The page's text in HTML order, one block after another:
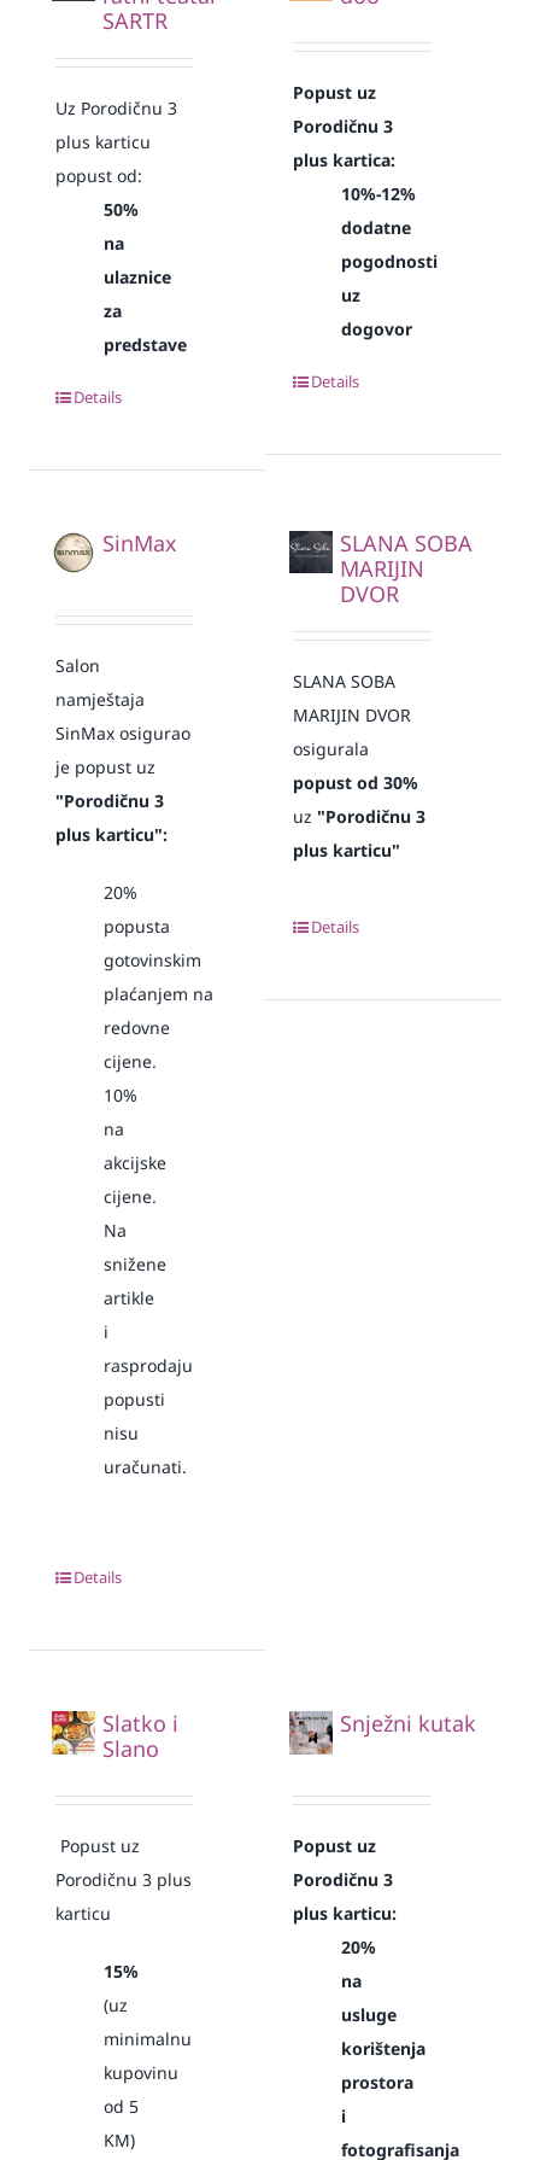
SARTR
Uz Porodičnu 3
plus karticu
popust od:
50%
na
ulaznice
za
predstave
Details
Popust uz
Porodičnu 3
plus kartica:
10%-12%
dodatne
pogodnosti
uz
dogovor
Details
SinMax
Salon
namještaja
SinMax osigurao
je popustuz
"Porodičnu 3
plus karticu":
20%
popusta
gotovinskim
plaćanjem na
redovne
cijene.
10%
na
akcijske
cijene.
Na
snižene
artikle
i
rasprodaju
popusti
nisu
uračunati.
Details
SLANA SOBA
MARIJIN
DVOR
SLANA SOBA
MARIJIN DVOR
osigurala
popust od 30%
uz"Porodičnu 3
plus karticu"
Details
Slatko i
Slano
Popust uz
Porodičnu 3 plus
karticu
15%
(uz
minimalnu
kupovinu
od 5
KM)
Snježni kutak
Popust uz
Porodičnu 3
plus karticu:
20%
na
usluge
korištenja
prostora
i
fotografisanja